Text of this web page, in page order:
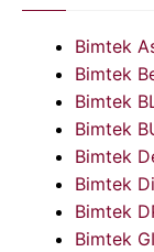
Bimtek
Bimtek
Bimtek
Bimtek
Bimtek
Bimtek
Bimtek
Bimtek